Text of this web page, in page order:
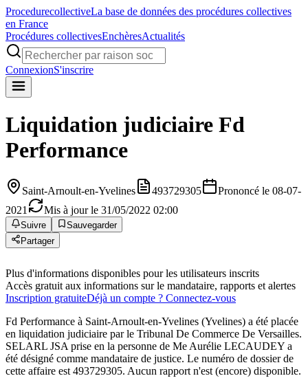
ProcedurecollectiveLa base de données des procédures collectives
en France
Procédures collectivesEnchèresActualités
ConnexionS'inscrire
Liquidation judiciaire Fd
Performance
Saint-Arnoult-en-Yvelines 493729305
Prononcé le 08-07-
2021
Mis à jour le 31/05/2022 02:00
Suivre
Sauvegarder
Partager
Plus d'informations disponibles pour les utilisateurs inscrits
Accès gratuit aux informations sur le mandataire, rapports et alertes
Inscription gratuiteDéjà un compte ? Connectez-vous
Fd Performance à Saint-Arnoult-en-Yvelines (Yvelines) a été placée
en liquidation judiciaire par le Tribunal De Commerce De Versailles.
SELARL JSA prise en la personne de Me Aurélie LECAUDEY a
été désigné comme mandataire de justice. Le numéro de dossier de
cette affaire est 493729305. Aucun rapport n'est (encore) disponible.